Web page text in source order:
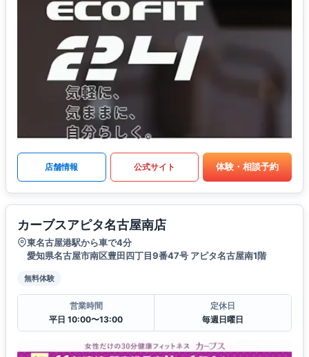
店舗情報 公式サイト 体験・相談予約
カーブスアピタ名古屋南店
東名古屋港駅から車で4分
愛知県名古屋市南区豊田四丁目9番47号 アピタ名古屋南1階
無料体験
営業時間
平日 10:00〜13:00
定休日
毎週日曜日